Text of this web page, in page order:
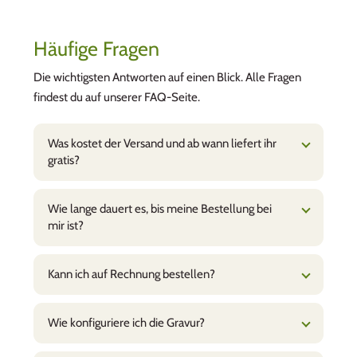
Wir benutzen sie als Schatzkiste, um Karten
und sonstige Erinnerungen von unseren
Kindern sicher und vor dem Regen geschützt
zu verwahren!
Super Behälter, wir haben mittlerweile
verschiedene Grössen und sie bewähren sich
Fürs Abendessen in der Badi, Picknick auf
Wanderungen, als Znünibox für die Schule,
Kühlschrank…sehr vielfältig einsetzbar! Fürs
Häufige Fragen
Die wichtigsten Antworten auf einen Blick. Alle Fragen
findest du auf unserer FAQ-Seite.
Was kostet der Versand und ab wann liefert ihr
gratis?
Wie lange dauert es, bis meine Bestellung bei
mir ist?
Kann ich auf Rechnung bestellen?
Wie konfiguriere ich die Gravur?